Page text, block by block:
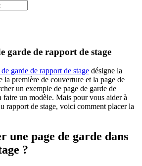
garde de rapport de stage
de garde de rapport de stage désigne la
la première de couverture et la page de
un exemple de page de garde de
faire un modèle. Mais pour vous aider à
rapport de stage, voici comment placer la
une page de garde dans
?